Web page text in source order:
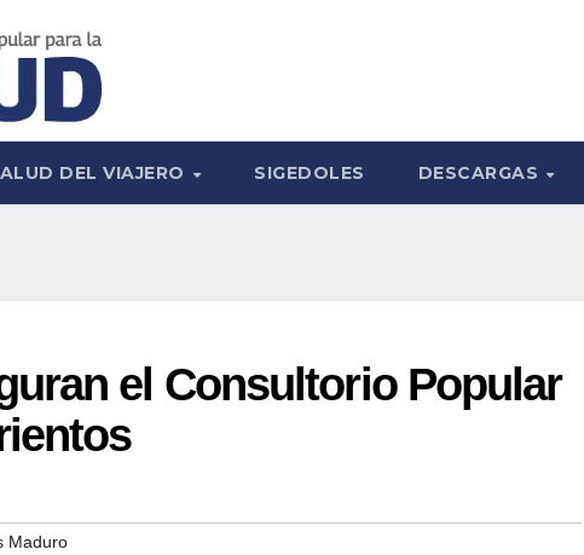
DEL VIAJERO SIGEDOLES DESCARGAS
el Consultorio Popular
Maduro